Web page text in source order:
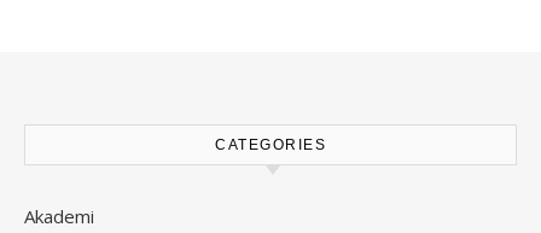
CATEGORIES
Akademi